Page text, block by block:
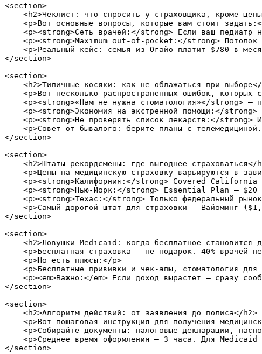
<section>
<h2>Чеклист: что спросить у страховщика, кроме
<p>Вот основные вопросы, которые вам стоит
<p><strong>Сеть врачей:</strong> Если ваш педиатр
<p><strong>Maximum out-of-pocket:</strong>
<p>Реальный кейс: семья из Огайо платит $780 в
</section>
<section>
<h2>Типичные косяки: как не облажаться при
<p>Вот несколько распространённых ошибок, которых
<p><strong>«Нам не нужна стоматология»</strong> —
<p><strong>Экономия на экстренной помощи:</
<p><strong>Не проверять список лекарств:</strong>
<p>Совет от бывалого: берите планы с
</section>
<section>
<h2>Штаты-рекордсмены: где выгоднее страховаться</
<p>Цены на медицинскую страховку варьируются в
<p><strong>Калифорния:</strong> Covered
<p><strong>Нью-Йорк:</strong> Essential Plan —
<p><strong>Техас:</strong> Только федеральный
<p>Самый дорогой штат для страховки — Вайоминг
</section>
<section>
<h2>Ловушки Medicaid: когда бесплатное становится
<p>Бесплатная страховка — не подарок. 40% врачей
    <p>Но есть плюсы:</p>
<p>Бесплатные прививки и чек-апы, стоматология
<p><em>Важно:</em> Если доход вырастет — сразу
</section>
<section>
    <h2>Алгоритм действий: от заявления до полиса</h2>
<p>Вот пошаговая инструкция для получения
<p>Собирайте документы: налоговые декларации,
<p>Среднее время оформления — 3 часа. Для